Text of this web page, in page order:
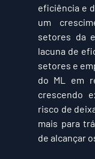
eficiência e
um
setores da
lacuna de
setores e
do ML em
crescendo
risco de
mais para
de alcançar